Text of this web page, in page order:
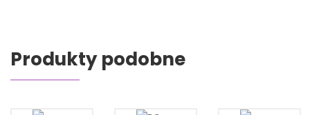
Produkty podobne